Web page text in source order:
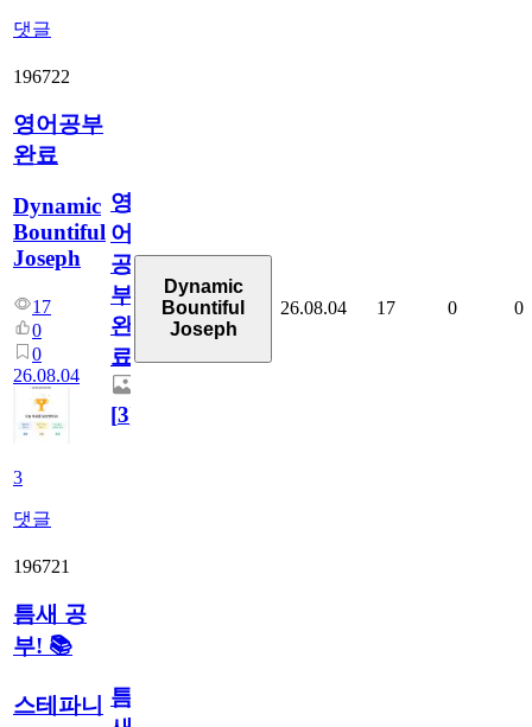
댓글
196722
영어공부
완료
Dynamic
Bountiful
Joseph
17
0
0
26.08.04
3
댓글
영
어
공
부
완
료
[3]
Dynamic
Bountiful
Joseph
26.08.04 17 0 0
196721
틈새 공
부! 📚
스테파니 틈